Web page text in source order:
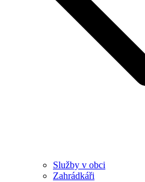
Služby v obci
Zahrádkáři